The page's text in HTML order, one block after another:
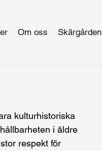
Om oss Skärgården
kulturhistoriska
i äldre
respekt för